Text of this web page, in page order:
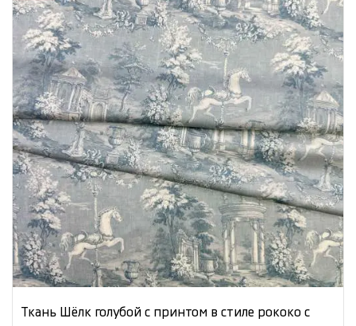
Ткань Шёлк голубой с принтом в стиле рококо с